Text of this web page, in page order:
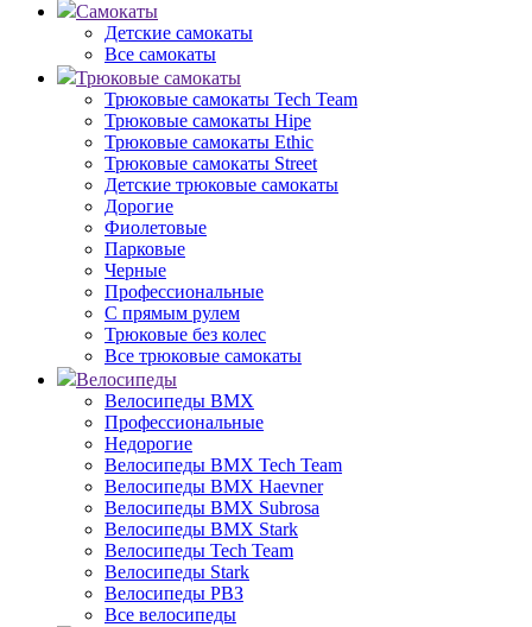
Самокаты
Детские самокаты
Все самокаты
Трюковые самокаты
Трюковые самокаты Tech Team
Трюковые самокаты Hipe
Трюковые самокаты Ethic
Трюковые самокаты Street
Детские трюковые самокаты
Дорогие
Фиолетовые
Парковые
Черные
Профессиональные
С прямым рулем
Трюковые без колес
Все трюковые самокаты
Велосипеды
Велосипеды BMX
Профессиональные
Недорогие
Велосипеды BMX Tech Team
Велосипеды BMX Haevner
Велосипеды BMX Subrosa
Велосипеды BMX Stark
Велосипеды Tech Team
Велосипеды Stark
Велосипеды РВЗ
Все велосипеды